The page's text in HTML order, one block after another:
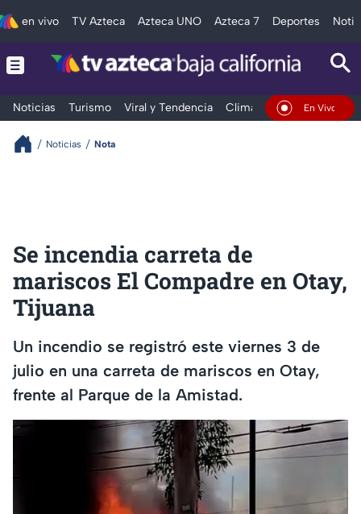
en vivo TV Azteca Azteca UNO Azteca 7 Deportes
Noticias Turismo Viral y Tendencia Clima Deportes
En Vivo
Noticias Nota
Se incendia carreta de
mariscos El Compadre en Otay,
Tijuana
Un incendio se registró este viernes 3 de
julio en una carreta de mariscos en Otay,
frente al Parque de la Amistad.